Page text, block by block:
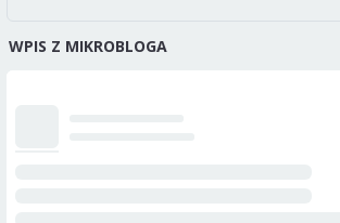
WPIS Z MIKROBLOGA